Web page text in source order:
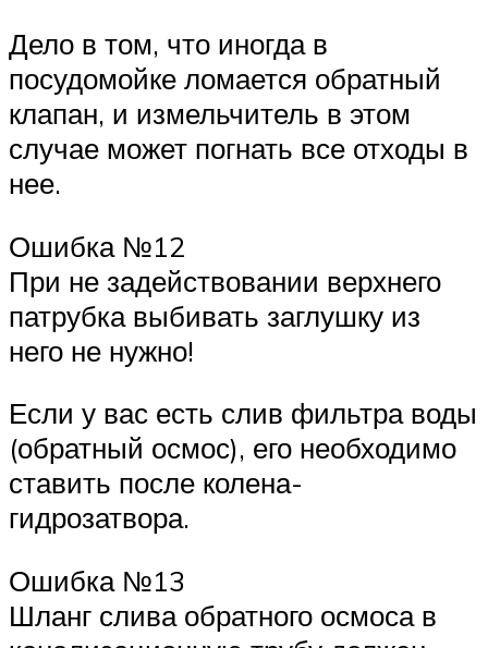
Дело в том, что иногда в
посудомойке ломается обратный
клапан, и измельчитель в этом
случае может погнать все отходы в
нее.
Ошибка №12
При не задействовании верхнего
патрубка выбивать заглушку из
него не нужно!
Если у вас есть слив фильтра воды
(обратный осмос), его необходимо
ставить после колена-
гидрозатвора.
Ошибка №13
Шланг слива обратного осмоса в